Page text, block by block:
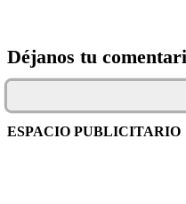
Déjanos tu
ESPACIO PUBLICITARIO